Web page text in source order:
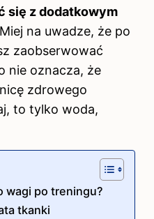
się z dodatkowym
Miej na uwadze, że po
zaobserwować
nie oznacza, że
zdrowego
to tylko woda,
wagi po treningu?
tkanki